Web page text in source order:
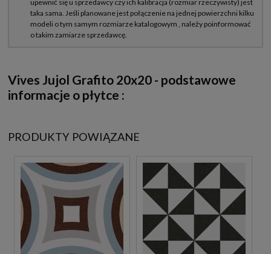
Vives Jujol Grafito 20x20 - podstawowe
informacje o płytce :
PRODUKTY POWIĄZANE